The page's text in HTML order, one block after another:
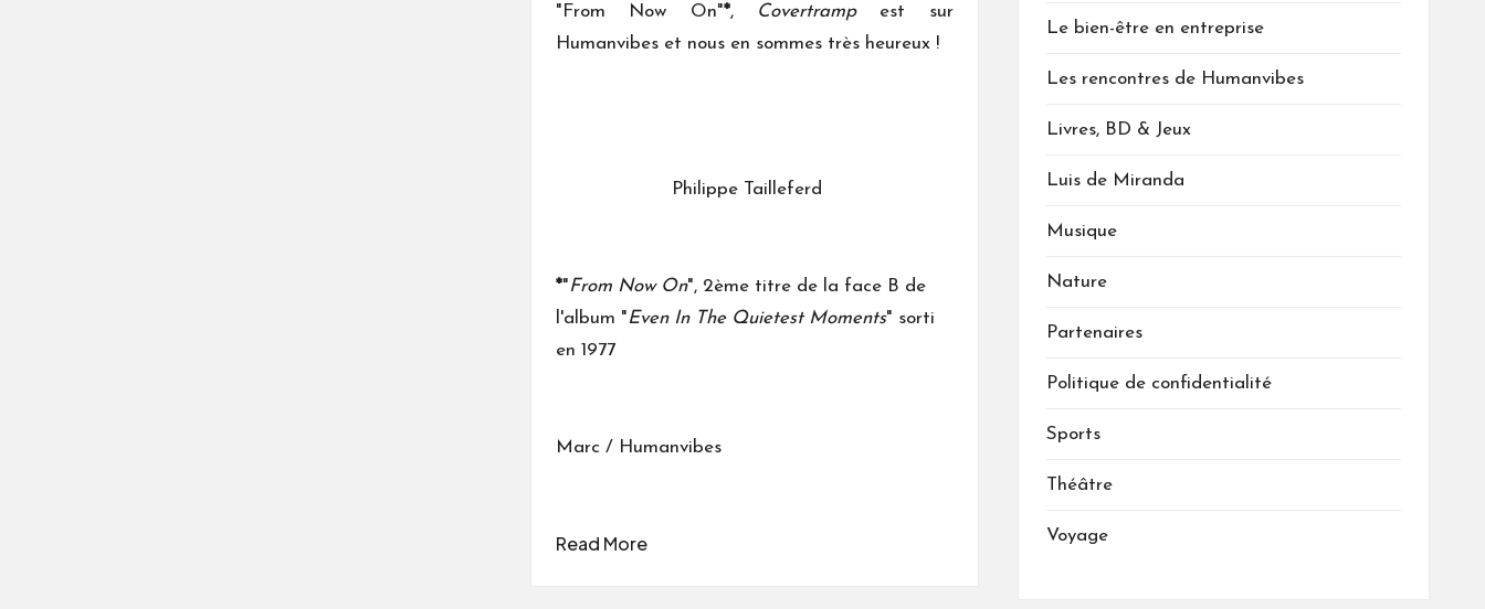
"From Now On"*, Covertrampest sur
Humanvibes et nous en sommes très heureux !
Philippe Tailleferd
*"From Now On", 2ème titre de la face B de
l'album "Even In The Quietest Moments" sorti
en 1977
Marc / Humanvibes
Read More
Le bien-être en entreprise
Les rencontres de Humanvibes
Livres, BD & Jeux
Luis de Miranda
Musique
Nature
Partenaires
Politique de confidentialité
Sports
Théâtre
Voyage